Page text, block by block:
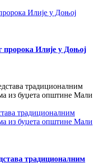
Илије у Доњој
пророка Илије у Доњој
традиционалним
из буџета општине Мали
традиционалним